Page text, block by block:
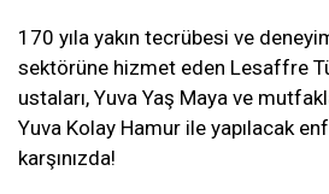
170 yıla yakın tecrübesi ve
sektörüne hizmet eden Lesaffre
ustaları, Yuva Yaş Maya ve
Yuva Kolay Hamur ile yapılacak
karşınızda!